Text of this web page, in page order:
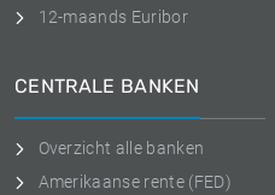
12-maands Euribor
CENTRALE BANKEN
Overzicht alle banken
Amerikaanse rente (FED)